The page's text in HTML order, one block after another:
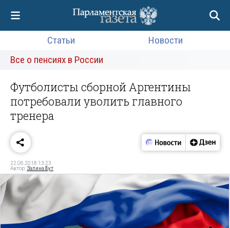
Статьи
Новости
Все о пенсиях в России
Футболисты сборной Аргентины
потребовали уволить главного
тренера
22.06.2018 13:23
Автор:Залина Бут